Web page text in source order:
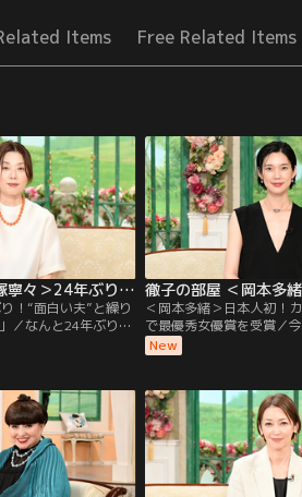
Items Free Related Items
徹子の部屋 ＜大塚寧々＞24年ぶり！“面白い夫”と繰り広げる「夫婦バトル」（2026/08/05放送分）
！“面白い夫”と繰り
／なんと24年ぶりの
特の魅力で、ドラマ
大塚寧々さん。実は
なる大塚さんの初出
大に“太っていた”と
年に結婚した夫は、
＜岡本多緒＞日本人初！
で最優秀女優賞を受賞／
モデル・俳優として世界で
緒さん。映画『急に具合が
女優賞を受賞する快挙を
リ、ニューヨーク、ミラ
界4大コレクションで活躍
ルだが…。
New